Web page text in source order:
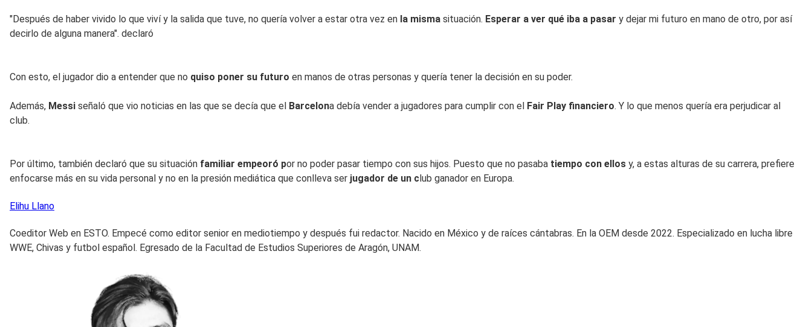
"Después de haber vivido lo que viví y la salida que tuve, no quería volver a estar otra vez en la misma situación. Esperar a ver qué iba a pasar y dejar mi futuro en mano de otro, por así
decirlo de alguna manera". declaró
Con esto, el jugador dio a entender que no quiso poner su futuro en manos de otras personas y quería tener la decisión en su poder.
Además, Messi señaló que vio noticias en las que se decía que el Barcelona debía vender a jugadores para cumplir con el Fair Play financiero. Y lo que menos quería era perjudicar al
club.
Por último, también declaró que su situación familiar empeoró por no poder pasar tiempo con sus hijos. Puesto que no pasaba tiempo con ellos y, a estas alturas de su carrera, prefiere
enfocarse más en su vida personal y no en la presión mediática que conlleva ser jugador de un club ganador en Europa.
Elihu Llano
Coeditor Web en ESTO. Empecé como editor senior en mediotiempo y después fui redactor. Nacido en México y de raíces cántabras. En la OEM desde 2022. Especializado en lucha libre
WWE, Chivas y futbol español. Egresado de la Facultad de Estudios Superiores de Aragón, UNAM.